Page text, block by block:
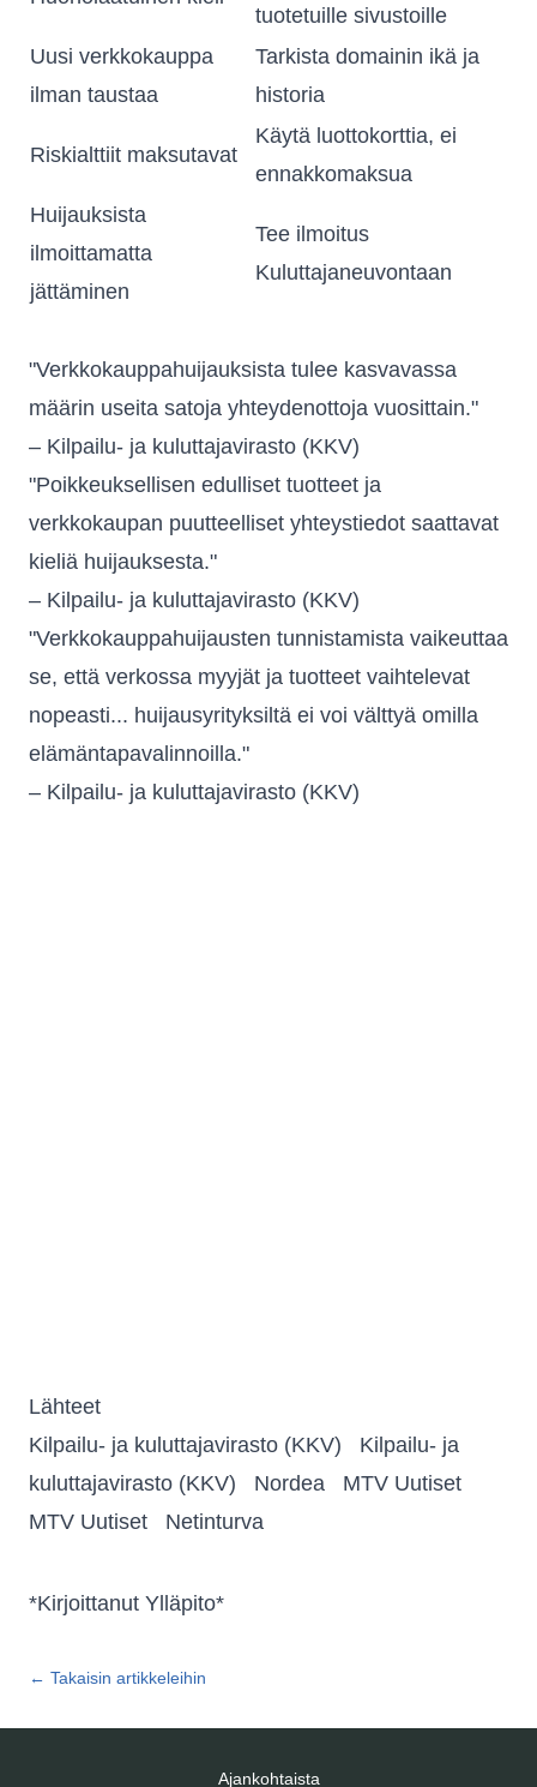
tuotetuille sivustoille
Uusi verkkokauppa
ilman taustaa
Tarkista domainin ikä ja
historia
Riskialttiit maksutavat
Käytä luottokorttia, ei
ennakkomaksua
Huijauksista
ilmoittamatta
jättäminen
Tee ilmoitus
Kuluttajaneuvontaan
"Verkkokauppahuijauksista tulee kasvavassa
määrin useita satoja yhteydenottoja vuosittain."
– Kilpailu‑ ja kuluttajavirasto (KKV)
"Poikkeuksellisen edulliset tuotteet ja
verkkokaupan puutteelliset yhteystiedot saattavat
kieliä huijauksesta."
– Kilpailu‑ ja kuluttajavirasto (KKV)
"Verkkokauppahuijausten tunnistamista vaikeuttaa
se, että verkossa myyjät ja tuotteet vaihtelevat
nopeasti... huijausyrityksiltä ei voi välttyä omilla
elämäntapavalinnoilla."
– Kilpailu‑ ja kuluttajavirasto (KKV)
Lähteet
Kilpailu- ja kuluttajavirasto (KKV)
Kilpailu- ja
kuluttajavirasto (KKV)
Nordea
MTV Uutiset
MTV Uutiset
Netinturva
*Kirjoittanut Ylläpito*
← Takaisin artikkeleihin
Ajankohtaista